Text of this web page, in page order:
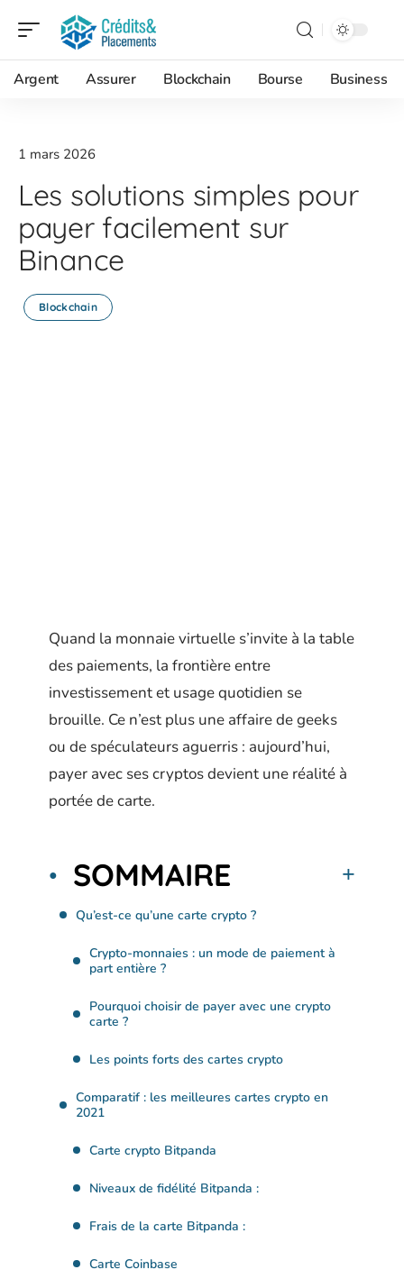
Argent Assurer Blockchain Bourse Business
1 mars 2026
Les solutions simples pour
payer facilement sur
Binance
Blockchain
Quand la monnaie virtuelle s’invite à la table
des paiements, la frontière entre
investissement et usage quotidien se
brouille. Ce n’est plus une affaire de geeks
ou de spéculateurs aguerris : aujourd’hui,
payer avec ses cryptos devient une réalité à
portée de carte.
SOMMAIRE
Qu’est-ce qu’une carte crypto ?
Crypto-monnaies : un mode de paiement à
part entière ?
Pourquoi choisir de payer avec une crypto
carte ?
Les points forts des cartes crypto
Comparatif : les meilleures cartes crypto en
2021
Carte crypto Bitpanda
Niveaux de fidélité Bitpanda :
Frais de la carte Bitpanda :
Carte Coinbase